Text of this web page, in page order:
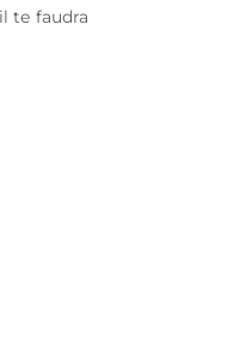
te faudra